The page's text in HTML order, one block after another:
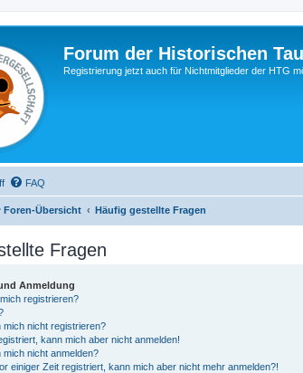
Forum der Historischen
Registrierung jetzt auch für Nichtmitglieder der HTG
FAQ
Foren-Übersicht Häufig gestellte Fragen
Fragen
Anmeldung
registrieren?
mich nicht registrieren?
kann mich aber nicht anmelden!
nicht anmelden?
einiger Zeit registriert, kann mich aber nicht mehr anmelden?!